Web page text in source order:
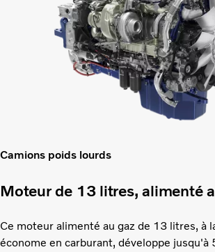
Camions poids lourds
Moteur de 13 litres, alimenté
Ce moteur alimenté au gaz de 13 litres, à
économe en carburant, développe